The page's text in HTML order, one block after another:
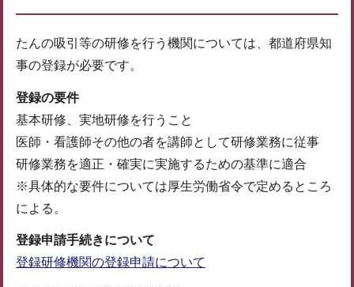
たんの吸引等の研修を行う機関については、都道府県知
事の登録が必要です。
登録の要件
基本研修、実地研修を行うこと
医師・看護師その他の者を講師として研修業務に従事
研修業務を適正・確実に実施するための基準に適合
※具体的な要件については厚生労働省令で定めるところ
による。
登録申請手続きについて
登録研修機関の登録申請について